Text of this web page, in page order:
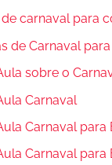
de carnaval para
de Carnaval
sobre o
Carnaval
Carnaval para
Carnaval para